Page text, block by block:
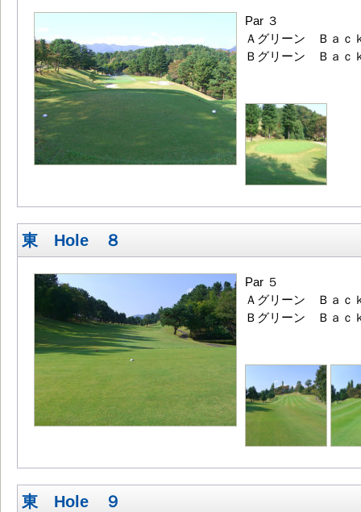
Par ３
Ａグリーン Ｂａｃ
Ｂグリーン Ｂａｃ
東 Hole ８
Par ５
Ａグリーン Ｂａｃ
Ｂグリーン Ｂａｃ
東 Hole ９